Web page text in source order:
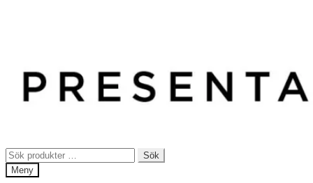
Sök
efter:
Sök
Meny